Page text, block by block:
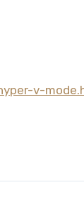
v-